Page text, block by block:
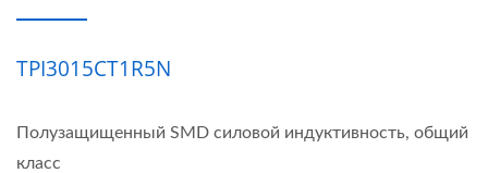
TPI3015CT1R5N
Полузащищенный SMD силовой индуктивность, общий
класс